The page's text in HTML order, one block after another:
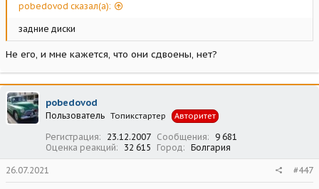
pobedovod сказал(а):
задние диски
Не его, и мне кажется, что они сдвоены, нет?
pobedovod
Пользователь Топикстартер Авторитет
Регистрация 23.12.2007 Сообщения
9 681
Оценка реакций
32 615 Город Болгария
26.07.2021 #447